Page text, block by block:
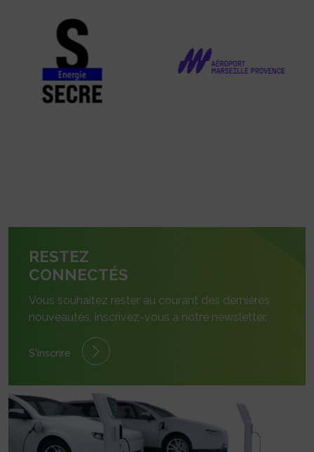
RESTEZ
CONNECTÉS
Vous souhaitez rester au courant des dernières
nouveautés, inscrivez-vous à notre newsletter.
S'inscrire